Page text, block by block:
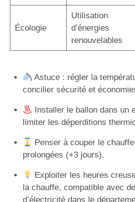
Écologie
Utilisation
d’énergies
renouvelables
Astuce : régler la
concilier sécurité et
Installer le ballon dans un
limiter les déperditions
Penser à couper le
prolongées (+3 jours).
Exploiter les heures
la chauffe, compatible avec
d’électricité dans le